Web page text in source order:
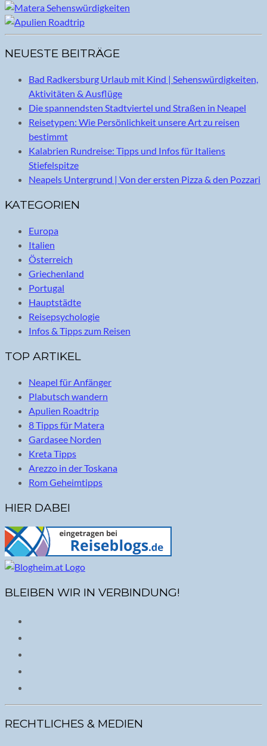
NEUESTE BEITRÄGE
Bad Radkersburg Urlaub mit Kind | Sehenswürdigkeiten,
Aktivitäten & Ausflüge
Die spannendsten Stadtviertel und Straßen in Neapel
Reisetypen: Wie Persönlichkeit unsere Art zu reisen
bestimmt
Kalabrien Rundreise: Tipps und Infos für Italiens
Stiefelspitze
Neapels Untergrund | Von der ersten Pizza & den Pozzari
KATEGORIEN
Europa
Italien
Österreich
Griechenland
Portugal
Hauptstädte
Reisepsychologie
Infos & Tipps zum Reisen
TOP ARTIKEL
Neapel für Anfänger
Plabutsch wandern
Apulien Roadtrip
8 Tipps für Matera
Gardasee Norden
Kreta Tipps
Arezzo in der Toskana
Rom Geheimtipps
HIER DABEI
BLEIBEN WIR IN VERBINDUNG!
RECHTLICHES & MEDIEN